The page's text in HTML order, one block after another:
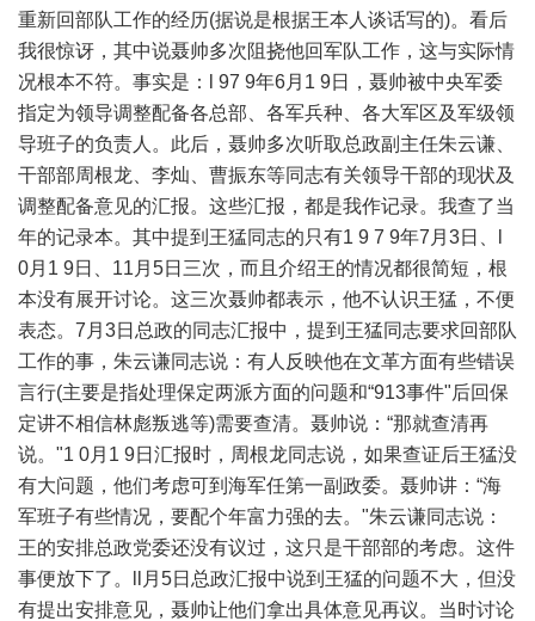
重新回部队工作的经历(据说是根据王本人谈话写的)。看后
我很惊讶，其中说聂帅多次阻挠他回军队工作，这与实际情
况根本不符。事实是：l 97 9年6月1 9日，聂帅被中央军委
指定为领导调整配备各总部、各军兵种、各大军区及军级领
导班子的负责人。此后，聂帅多次听取总政副主任朱云谦、
干部部周根龙、李灿、曹振东等同志有关领导干部的现状及
调整配备意见的汇报。这些汇报，都是我作记录。我查了当
年的记录本。其中提到王猛同志的只有1 9 7 9年7月3日、l
0月1 9日、11月5日三次，而且介绍王的情况都很简短，根
本没有展开讨论。这三次聂帅都表示，他不认识王猛，不便
表态。7月3日总政的同志汇报中，提到王猛同志要求回部队
工作的事，朱云谦同志说：有人反映他在文革方面有些错误
言行(主要是指处理保定两派方面的问题和“913事件"后回保
定讲不相信林彪叛逃等)需要查清。聂帅说：“那就查清再
说。"1 0月1 9日汇报时，周根龙同志说，如果查证后王猛没
有大问题，他们考虑可到海军任第一副政委。聂帅讲：“海
军班子有些情况，要配个年富力强的去。"朱云谦同志说：
王的安排总政党委还没有议过，这只是干部部的考虑。这件
事便放下了。ll月5日总政汇报中说到王猛的问题不大，但没
有提出安排意见，聂帅让他们拿出具体意见再议。当时讨论